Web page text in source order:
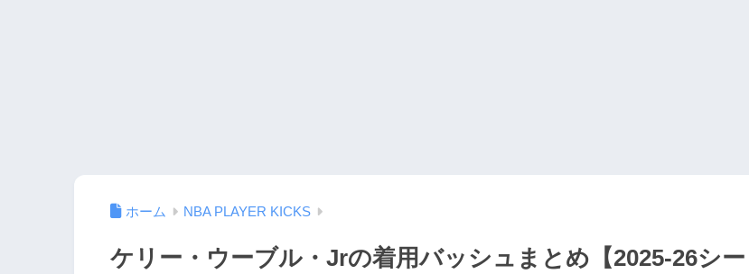
ホーム NBA PLAYER KICKS
ケリー・ウーブル・Jrの着用バッシュまとめ【2025-26シー